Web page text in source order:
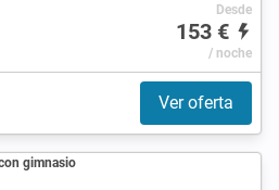
Desde
153 €
/ noche
Ver oferta